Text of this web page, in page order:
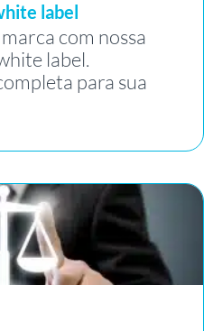
label
com nossa
label.
para sua